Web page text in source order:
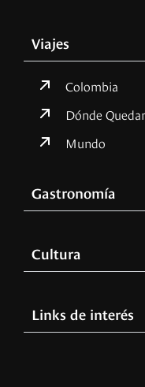
Viajes
Colombia
Dónde
Mundo
Gastronomía
Cultura
Links de interés